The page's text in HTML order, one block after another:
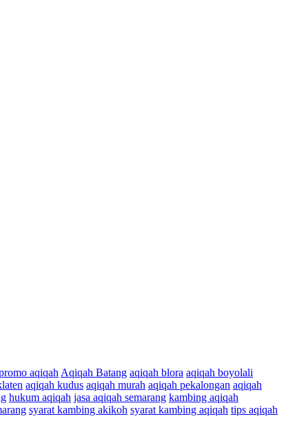
aqiqah Aqiqah Batang aqiqah blora aqiqah boyolali
aqiqah kudus aqiqah murah aqiqah pekalongan aqiqah
hukum aqiqah jasa aqiqah semarang kambing aqiqah
syarat kambing akikoh syarat kambing aqiqah tips aqiqah